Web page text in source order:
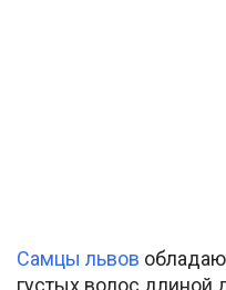
Самцы львов
густых волос длиной